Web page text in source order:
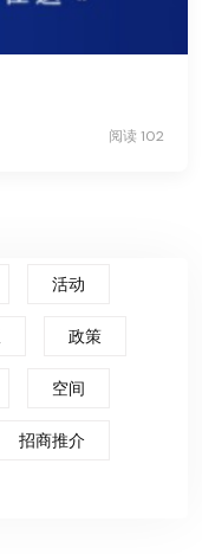
阅读 102
活动
政策
空间
招商推介